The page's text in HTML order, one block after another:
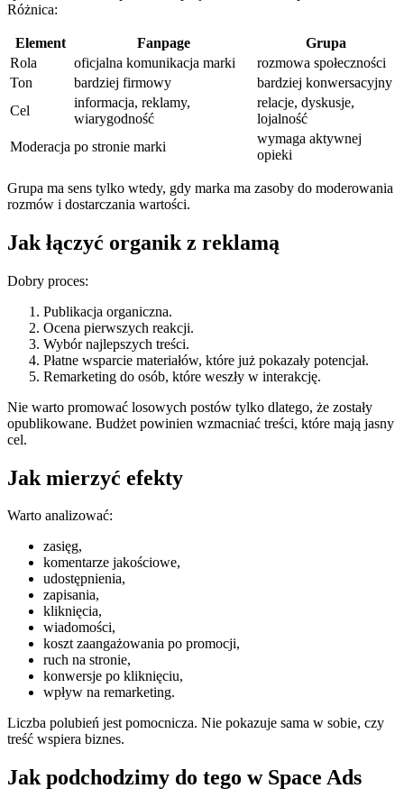
Różnica:
Element Fanpage
Grupa
Rola
oficjalna komunikacja marki
rozmowa społeczności
Ton
bardziej firmowy
bardziej konwersacyjny
Cel
informacja, reklamy,
wiarygodność
relacje, dyskusje,
lojalność
Moderacja po stronie marki
wymaga aktywnej
opieki
Grupa ma sens tylko wtedy, gdy marka ma zasoby do moderowania
rozmów i dostarczania wartości.
Jak łączyć organik z reklamą
Dobry proces:
Publikacja organiczna.
Ocena pierwszych reakcji.
Wybór najlepszych treści.
Płatne wsparcie materiałów, które już pokazały potencjał.
Remarketing do osób, które weszły w interakcję.
Nie warto promować losowych postów tylko dlatego, że zostały
opublikowane. Budżet powinien wzmacniać treści, które mają jasny
cel.
Jak mierzyć efekty
Warto analizować:
zasięg,
komentarze jakościowe,
udostępnienia,
zapisania,
kliknięcia,
wiadomości,
koszt zaangażowania po promocji,
ruch na stronie,
konwersje po kliknięciu,
wpływ na remarketing.
Liczba polubień jest pomocnicza. Nie pokazuje sama w sobie, czy
treść wspiera biznes.
Jak podchodzimy do tego w Space Ads